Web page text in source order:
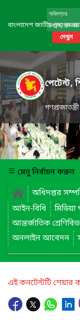
বাংলাদেশ জাতীয় তথ্য
দেখুন
পেটেন্ট,
মেনু নির্বাচন করুন
অধিদপ্তর
আইন-বিধি
মিডিয়া
আন্তর্জাতিক
অনলাইন আবেদন
এই কনটেন্টটি শেয়ার